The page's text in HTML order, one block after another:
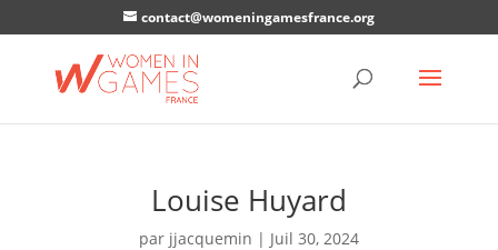
contact@womeningamesfrance.org
Louise Huyard
par jjacquemin | Juil 30, 2024